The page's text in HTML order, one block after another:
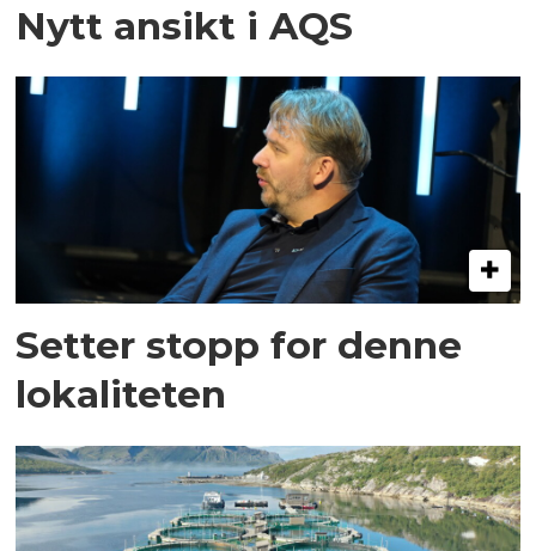
Nytt ansikt i AQS
Setter stopp for denne
lokaliteten